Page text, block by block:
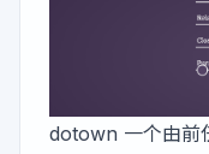
dotown 一个由前